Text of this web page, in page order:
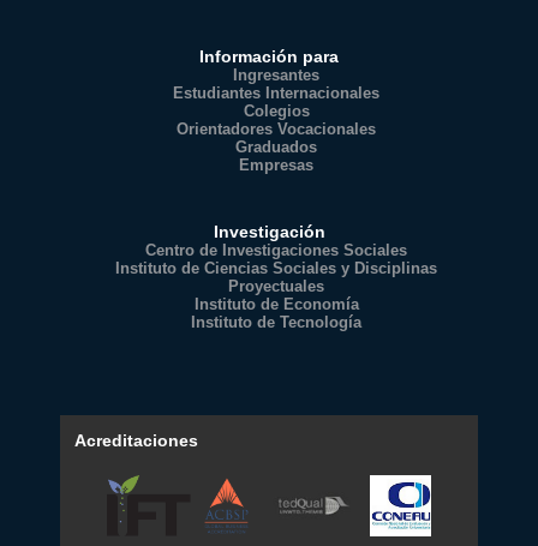
Información para
Ingresantes
Estudiantes Internacionales
Colegios
Orientadores Vocacionales
Graduados
Empresas
Investigación
Centro de Investigaciones Sociales
Instituto de Ciencias Sociales y Disciplinas
Proyectuales
Instituto de Economía
Instituto de Tecnología
Acreditaciones